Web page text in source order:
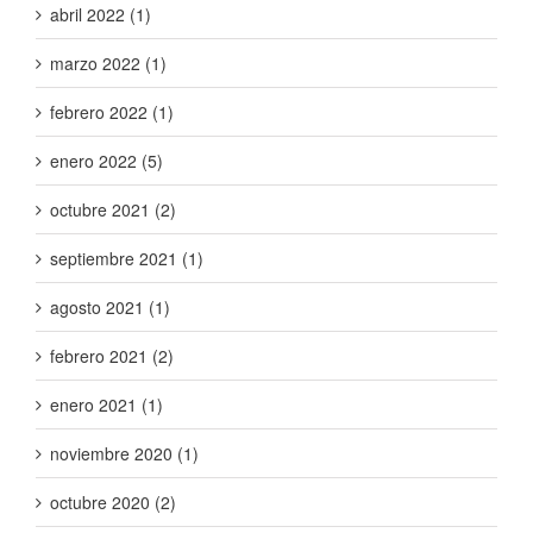
abril 2022 (1)
marzo 2022 (1)
febrero 2022 (1)
enero 2022 (5)
octubre 2021 (2)
septiembre 2021 (1)
agosto 2021 (1)
febrero 2021 (2)
enero 2021 (1)
noviembre 2020 (1)
octubre 2020 (2)